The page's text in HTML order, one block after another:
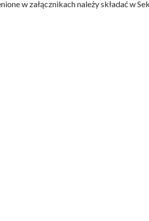
w załącznikach należy składać w